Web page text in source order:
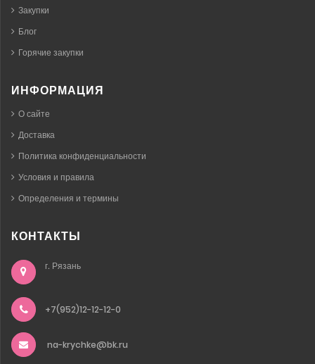
Закупки
Блог
Горячие закупки
ИНФОРМАЦИЯ
О сайте
Доставка
Политика конфиденциальности
Условия и правила
Определения и термины
КОНТАКТЫ
г. Рязань
+7(952)12-12-12-0
na-krychke@bk.ru